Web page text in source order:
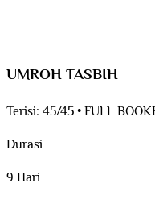
UMROH TASBIH
Terisi: 45/45•FULL
Durasi
9 Hari